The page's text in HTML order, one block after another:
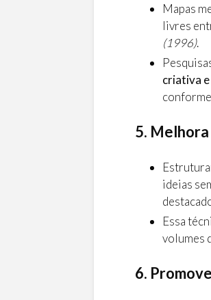
Mapas
livres
(1996).
criativa
conforme
5.
ideias
Essa
volumes
6.